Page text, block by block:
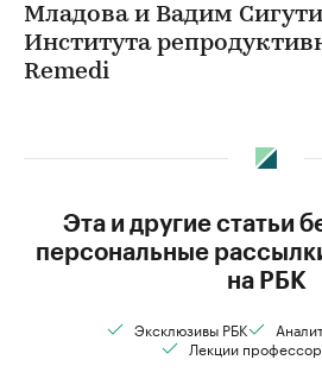
Младова и Вадим
Института
Remedi
Эта и другие статьи
персональные
на РБК
Эксклюзивы РБК
Лекции